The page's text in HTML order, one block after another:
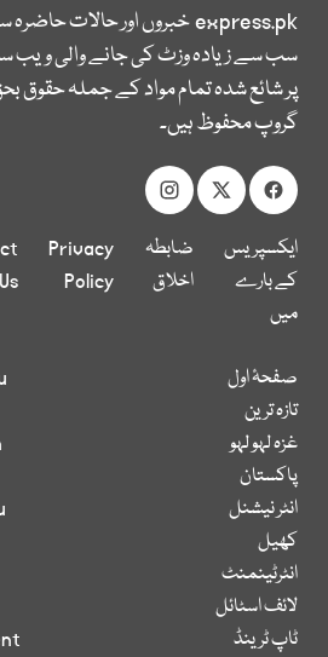
express.pkخبروں اور حالات
سب سے زیادہ وزٹ کی جانے والی
پر شائع شدہ تمام مواد کے جملہ حقوق
گروپ محفوظ ہیں۔
ایکسپریس
کے بارے
میں
ضابطہ
اخلاق
Privacy
Policy
Us
صفحۂ اول
تازہ ترین
غزہ لہو لہو
پاکستان
انٹر نیشنل
کھیل
انٹرٹینمنٹ
لائف اسٹائل
ٹاپ ٹرینڈ